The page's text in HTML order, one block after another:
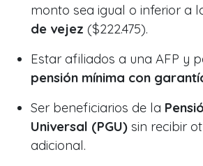
monto sea igual o inferior a
de vejez ($222.475).
Estar afiliados a una AFP y
pensión mínima con
Ser beneficiarios de la
Universal (PGU) sin recibir
adicional.